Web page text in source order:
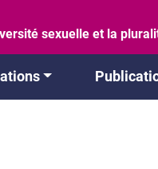
sexuelle et la